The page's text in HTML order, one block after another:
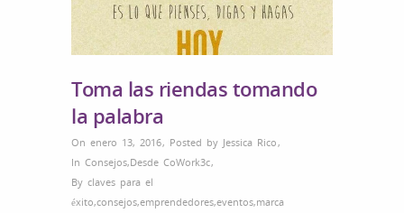
Toma las riendas tomando
la palabra
On enero 13, 2016, Posted by Jessica Rico ,
In Consejos,Desde CoWork3c,
By claves para el
éxito,consejos,emprendedores,eventos,marca